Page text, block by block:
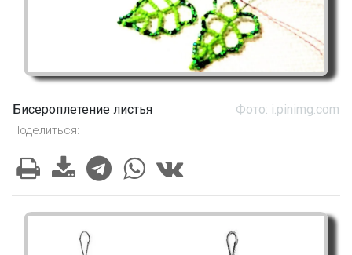
Бисероплетение листья Фото: i.pinimg.com
Поделиться: